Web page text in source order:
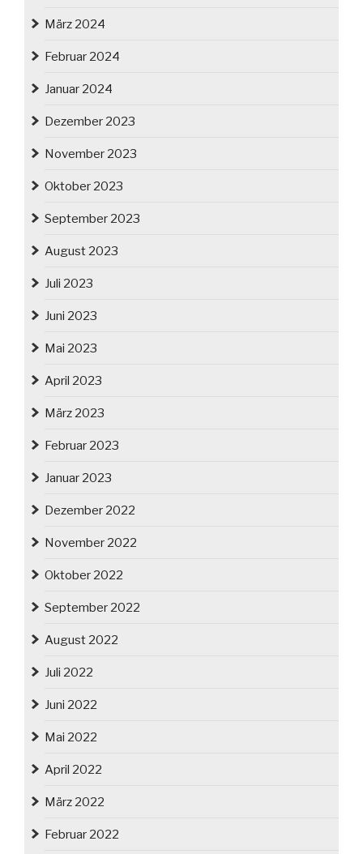
März 2024
Februar 2024
Januar 2024
Dezember 2023
November 2023
Oktober 2023
September 2023
August 2023
Juli 2023
Juni 2023
Mai 2023
April 2023
März 2023
Februar 2023
Januar 2023
Dezember 2022
November 2022
Oktober 2022
September 2022
August 2022
Juli 2022
Juni 2022
Mai 2022
April 2022
März 2022
Februar 2022